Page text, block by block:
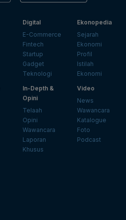
Digital
E-Commerce
Fintech
Startup
Gadget
Teknologi
Ekonopedia
Sejarah
Ekonomi
Profil
Istilah
Ekonomi
In-Depth &
Opini
Telaah
Opini
Wawancara
Laporan
Khusus
Video
News
Wawancara
Katalogue
Foto
Podcast